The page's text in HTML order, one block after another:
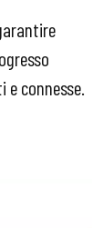
connesse.